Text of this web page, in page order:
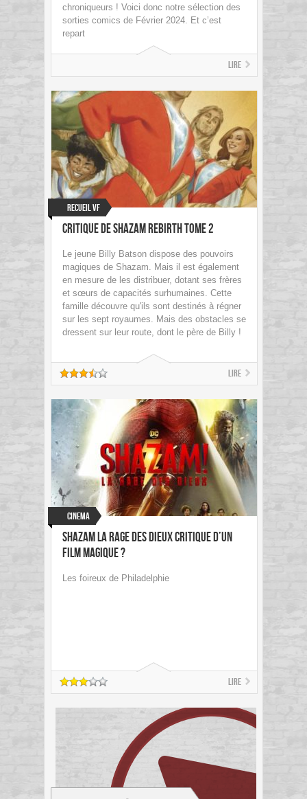
chroniqueurs ! Voici donc notre sélection des
sorties comics de Février 2024. Et c’est
repart
Lire
Recueil VF
Critique de Shazam Rebirth tome 2
Le jeune Billy Batson dispose des pouvoirs
magiques de Shazam. Mais il est également
en mesure de les distribuer, dotant ses frères
et sœurs de capacités surhumaines. Cette
famille découvre qu'ils sont destinés à régner
sur les sept royaumes. Mais des obstacles se
dressent sur leur route, dont le père de Billy !
Lire
Cinema
Shazam La Rage des Dieux Critique d’un
film magique ?
Les foireux de Philadelphie
Lire